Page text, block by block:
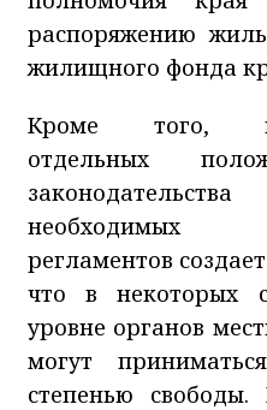
распоряжению
жилищного фонда
Кроме того,
отдельных
необходимых
регламентов
что в некоторых
уровне органов
могут
степенью